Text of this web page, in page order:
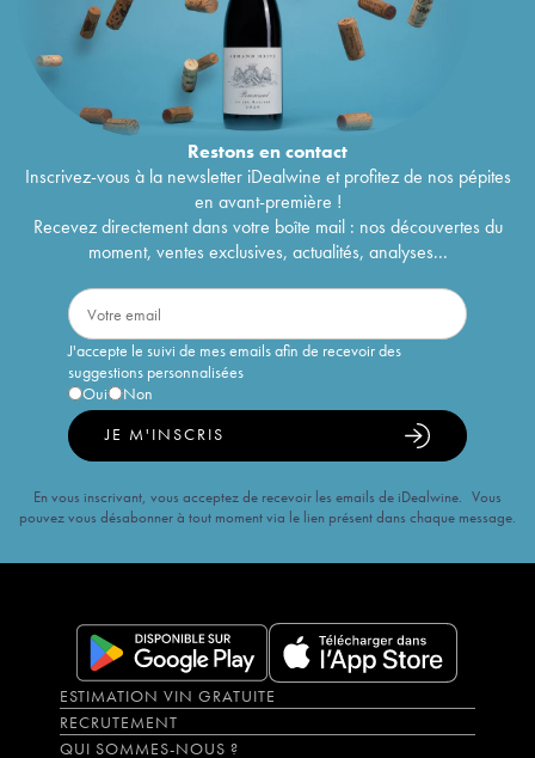
Restons encontact
Inscrivez-vous à la newsletter iDealwine et profitez de nos pépites
en avant-première !
Recevez directement dans votre boîte mail : nos découvertes du
moment, ventes exclusives, actualités, analyses...
J'accepte le suivi de mes emails afin de recevoir des
suggestions personnalisées
Oui
Non
JE M'INSCRIS
En vous inscrivant, vous acceptez de recevoir les emails de iDealwine. Vous
pouvez vous désabonner à tout moment via le lien présent dans chaque message.
ESTIMATION VIN GRATUITE
RECRUTEMENT
QUI SOMMES-NOUS ?